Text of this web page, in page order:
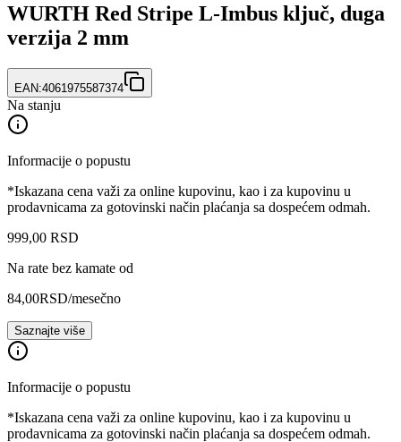
WURTH Red Stripe L-Imbus ključ, duga
verzija 2 mm
EAN:4061975587374
Na stanju
Informacije o popustu
*Iskazana cena važi za online kupovinu, kao i za kupovinu u
prodavnicama za gotovinski način plaćanja sa dospećem odmah.
999,00 RSD
Na rate bez kamate od
84,00RSD/mesečno
Saznajte više
Informacije o popustu
*Iskazana cena važi za online kupovinu, kao i za kupovinu u
prodavnicama za gotovinski način plaćanja sa dospećem odmah.